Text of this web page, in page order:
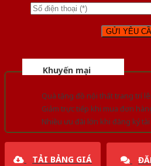
Khuyến mại
Quà tặng đồ nội thất trang trí
Giảm trực tiếp khi mua đơn
Nhiều ưu đãi lớn khi đăng ký
TẢI BẢNG GIÁ